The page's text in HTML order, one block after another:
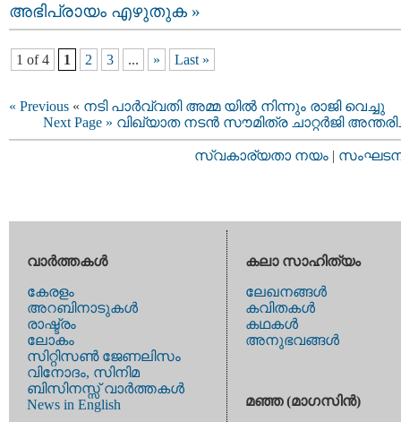
അഭിപ്രായം എഴുതുക »
1 of 4 1 2 3 ... » Last »
« Previous « നടി പാര്‍വ്വതി അമ്മ യില്‍ നിന്നും രാജി വെച്ചു
Next Page » വിഖ്യാത നടൻ സൗമിത്ര ചാറ്റർജി
സ്വകാര്യതാ നയം |
വാര്‍ത്തകള്‍
കേരളം
അറബിനാടുകള്‍
രാഷ്ട്രം
ലോകം
സിറ്റിസണ്‍ ജേണലിസം
വിനോദം, സിനിമ
ബിസിനസ്സ് വാര്‍ത്തകള്‍
News in English
കലാ സാഹിത്യം
ലേഖനങ്ങള്‍
കവിതകള്‍
കഥകള്‍
അനുഭവങ്ങള്‍
മഞ്ഞ (മാഗസിന്‍)